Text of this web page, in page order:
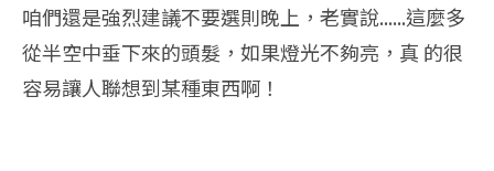
咱們還是強烈建議不要選則晚上，老實說......這麼多
從半空中垂下來的頭髮，如果燈光不夠亮，真 的很
容易讓人聯想到某種東西啊！